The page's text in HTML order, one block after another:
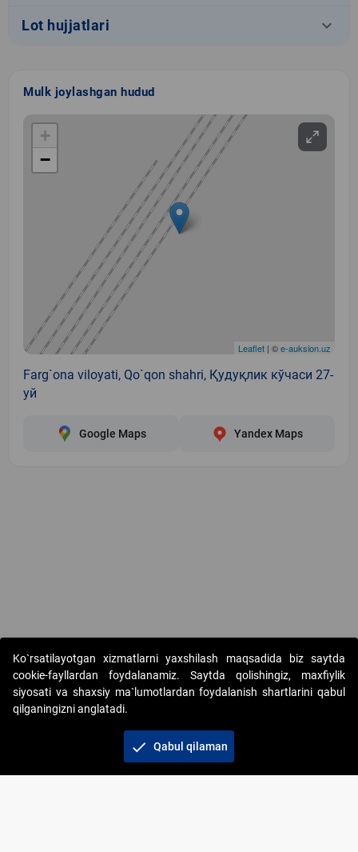
Lot hujjatlari keyboard_arrow_down
Mulk joylashgan hudud
+
−
Leaflet | ©e-auksion.uz
Farg`ona viloyati, Qo`qon shahri, Қудуқлик кўчаси 27-
уй
Google Maps Yandex Maps
Copyright © 2017-2026. "Elektron onlayn-auksionlarni tashkil etish"
AJ. Barcha huquqlar himoyalangan
+998 71 202-21-11
Ko`rsatilayotgan xizmatlarni yaxshilash maqsadida biz saytda
cookie-fayllardan foydalanamiz. Saytda qolishingiz, maxfiylik
siyosati va shaxsiy ma`lumotlardan foydalanish shartlarini qabul
qilganingizni anglatadi.
check Qabul qilaman